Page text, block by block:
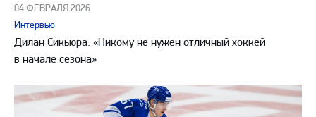
04 ФЕВРАЛЯ 2026
Интервью
Дилан Сикьюра: «Никому не нужен отличный хоккей
в начале сезона»